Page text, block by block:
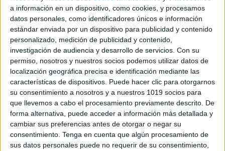
a información en un dispositivo, como cookies, y procesamos
datos personales, como identificadores únicos e información
estándar enviada por un dispositivo para publicidad y contenido
personalizado, medición de publicidad y contenido,
investigación de audiencia y desarrollo de servicios. Con su
permiso, nosotros y nuestros socios podemos utilizar datos de
localización geográfica precisa e identificación mediante las
características de dispositivos. Puede hacer clic para otorgarnos
su consentimiento a nosotros y a nuestros 1019 socios para
que llevemos a cabo el procesamiento previamente descrito. De
forma alternativa, puede acceder a información más detallada y
cambiar sus preferencias antes de otorgar o negar su
consentimiento. Tenga en cuenta que algún procesamiento de
sus datos personales puede no requerir de su consentimiento,
4.- Manejan los colores con propiedad utilizando poco
a poco colores primarios, secundarios y terciarios.
5.- Se sienten orgullosos de su trabajo y les gusta
“presumirlo” 6.- Aprenden a “criticar” sus propias
obras.
7.- Repercuten en sus trabajos escolares buscando
mejorar día con día.
8.- Analizan y compara sus trabajos para mejorarlos.